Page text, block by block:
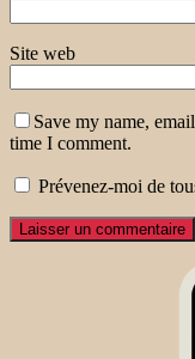
Site web
Save my name,
time I comment.
Prévenez-moi de